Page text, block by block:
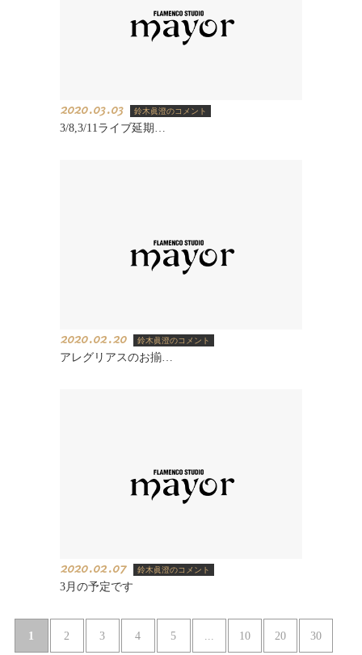
2020.03.03 鈴木眞澄のコメント
3/8,3/11ライブ延期…
2020.02.20 鈴木眞澄のコメント
アレグリアスのお揃…
2020.02.07 鈴木眞澄のコメント
3月の予定です
1 2 3 4 5 10 20 30